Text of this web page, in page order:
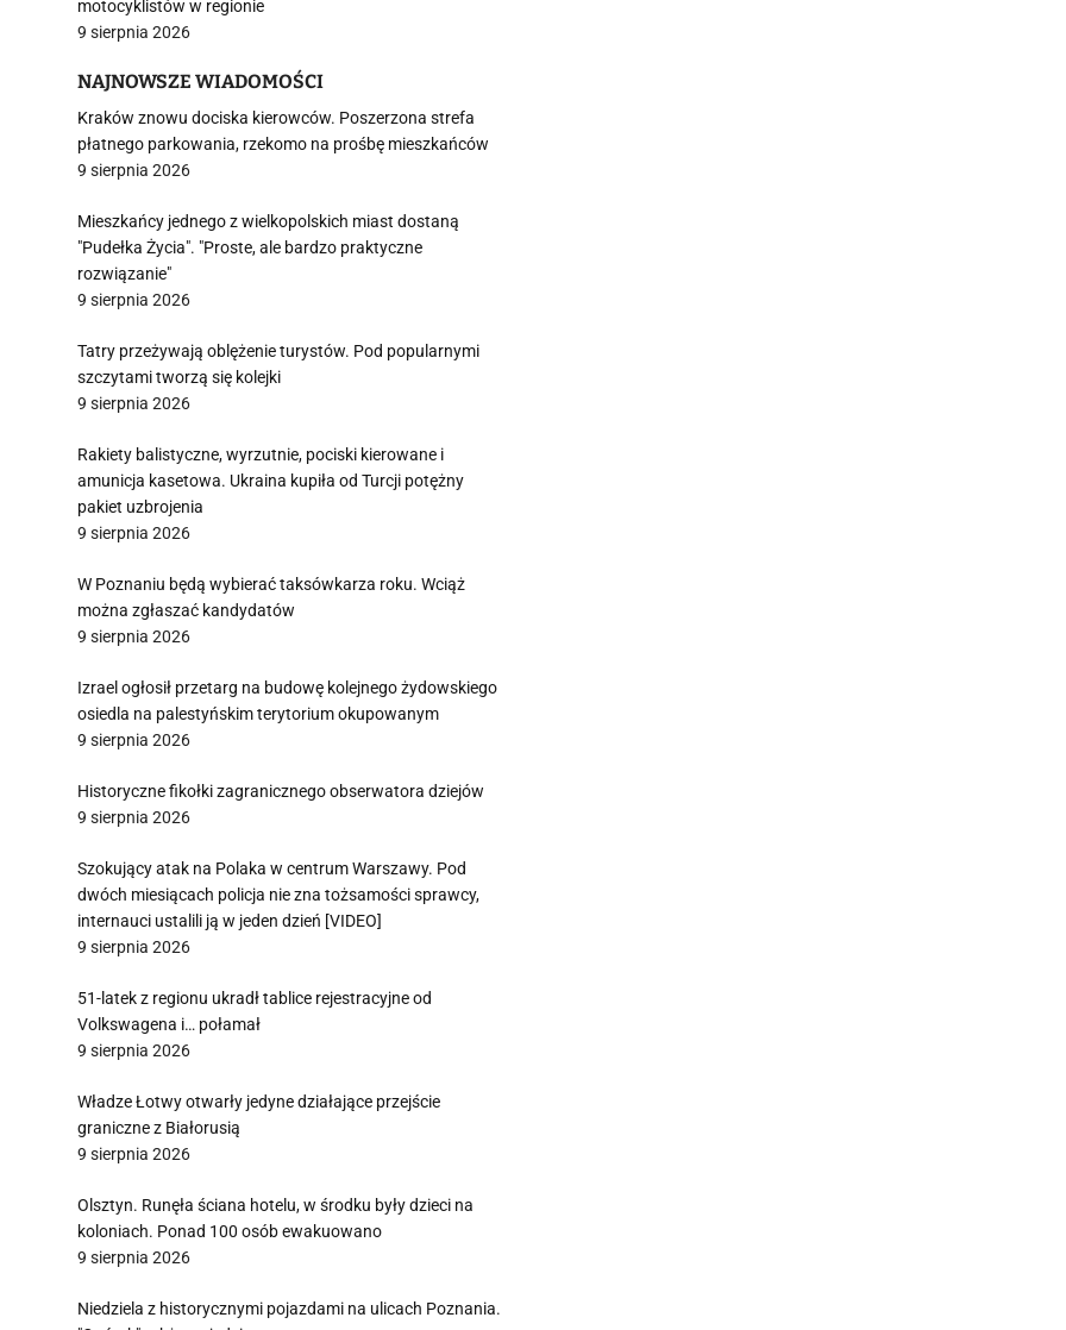
motocyklistów w regionie
9 sierpnia 2026
NAJNOWSZE WIADOMOŚCI
Kraków znowu dociska kierowców. Poszerzona strefa
płatnego parkowania, rzekomo na prośbę mieszkańców
9 sierpnia 2026
Mieszkańcy jednego z wielkopolskich miast dostaną
"Pudełka Życia". "Proste, ale bardzo praktyczne
rozwiązanie"
9 sierpnia 2026
Tatry przeżywają oblężenie turystów. Pod popularnymi
szczytami tworzą się kolejki
9 sierpnia 2026
Rakiety balistyczne, wyrzutnie, pociski kierowane i
amunicja kasetowa. Ukraina kupiła od Turcji potężny
pakiet uzbrojenia
9 sierpnia 2026
W Poznaniu będą wybierać taksówkarza roku. Wciąż
można zgłaszać kandydatów
9 sierpnia 2026
Izrael ogłosił przetarg na budowę kolejnego żydowskiego
osiedla na palestyńskim terytorium okupowanym
9 sierpnia 2026
Historyczne fikołki zagranicznego obserwatora dziejów
9 sierpnia 2026
Szokujący atak na Polaka w centrum Warszawy. Pod
dwóch miesiącach policja nie zna tożsamości sprawcy,
internauci ustalili ją w jeden dzień [VIDEO]
9 sierpnia 2026
51-latek z regionu ukradł tablice rejestracyjne od
Volkswagena i… połamał
9 sierpnia 2026
Władze Łotwy otwarły jedyne działające przejście
graniczne z Białorusią
9 sierpnia 2026
Olsztyn. Runęła ściana hotelu, w środku były dzieci na
koloniach. Ponad 100 osób ewakuowano
9 sierpnia 2026
Niedziela z historycznymi pojazdami na ulicach Poznania.